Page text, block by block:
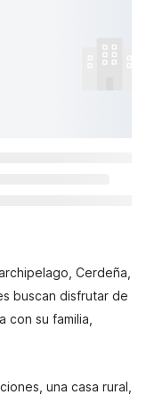
Cerdeña,
buscan disfrutar de
con su familia,
una casa rural,